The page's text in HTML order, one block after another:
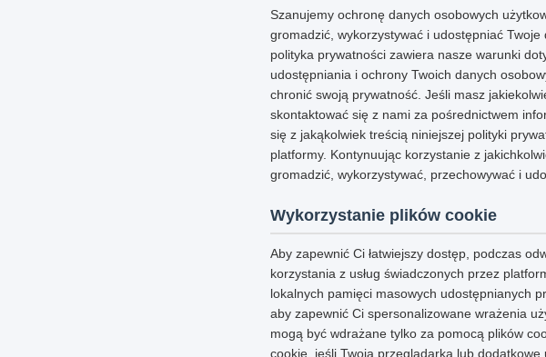
Szanujemy ochronę danych osobowych
gromadzić, wykorzystywać i udostępniać
polityka prywatności zawiera nasze warunki
udostępniania i ochrony Twoich danych
chronić swoją prywatność. Jeśli masz
skontaktować się z nami za pośrednictwem
się z jakąkolwiek treścią niniejszej polityki
platformy. Kontynuując korzystanie z
gromadzić, wykorzystywać, przechowywać i
Wykorzystanie plików cookie
Aby zapewnić Ci łatwiejszy dostęp, podczas
korzystania z usług świadczonych przez
lokalnych pamięci masowych udostępnianych
aby zapewnić Ci spersonalizowane wrażenia
mogą być wdrażane tylko za pomocą plików
cookie, jeśli Twoja przeglądarka lub dodatkowe